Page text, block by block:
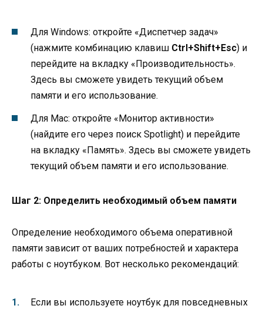
Для Windows: откройте «Диспетчер задач»
(нажмите комбинацию клавиш Ctrl+Shift+Esc) и
перейдите на вкладку «Производительность».
Здесь вы сможете увидеть текущий объем
памяти и его использование.
Для Mac: откройте «Монитор активности»
(найдите его через поиск Spotlight) и перейдите
на вкладку «Память». Здесь вы сможете увидеть
текущий объем памяти и его использование.
Шаг 2: Определить необходимый объем памяти
Определение необходимого объема оперативной
памяти зависит от ваших потребностей и характера
работы с ноутбуком. Вот несколько рекомендаций:
Если вы используете ноутбук для повседневных